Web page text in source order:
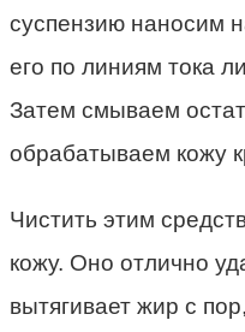
суспензию наносим
его по линиям тока
Затем смываем
обрабатываем кожу
Чистить этим
кожу. Оно отлично
вытягивает жир с